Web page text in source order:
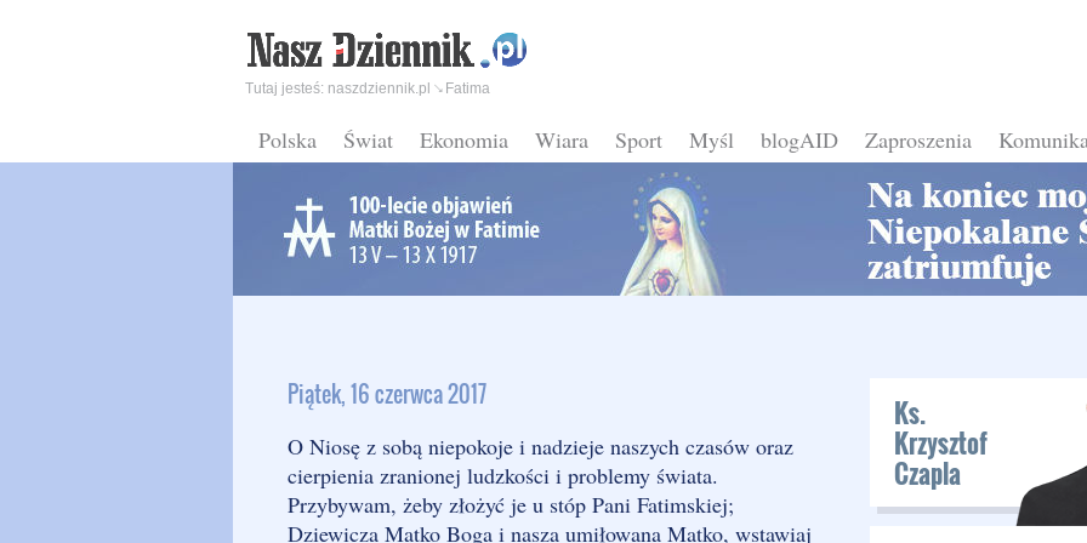
Polska Świat Ekonomia Wiara Sport Myśl blogAID Zaproszenia
Tutaj jesteś: naszdziennik.pl Fatima
Piątek, 16 czerwca 2017
O Niosę z sobą niepokoje i nadzieje naszych czasów oraz
cierpienia zranionej ludzkości i problemy świata.
Przybywam, żeby złożyć je u stóp Pani Fatimskiej;
Dziewicza Matko Boga i nasza umiłowana Matko, wstawiaj
Ks.
Krzysztof
Czapla